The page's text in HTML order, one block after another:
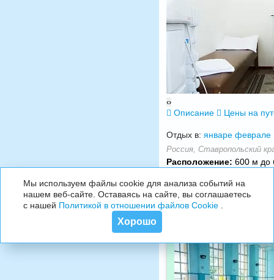
‹›
Описание Цены на
Отдых в: январе феврале
Россия, Ставропольский
Расположение: 600 м до
Мы используем файлы cookie для анализа событий на
нашем веб-сайте. Оставаясь на сайте, вы соглашаетесь
с нашей Политикой в отношении файлов Cookie.
Хорошо